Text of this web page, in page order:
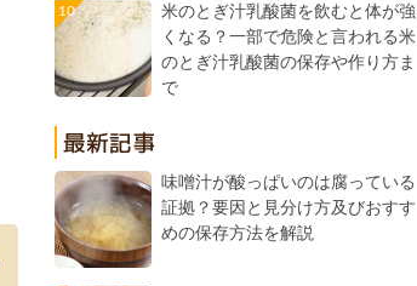
米のとぎ汁乳酸菌を飲むと体が強
くなる？一部で危険と言われる米
のとぎ汁乳酸菌の保存や作り方ま
で
味噌汁が酸っぱいのは腐っている
証拠？要因と見分け方及びおすす
めの保存方法を解説